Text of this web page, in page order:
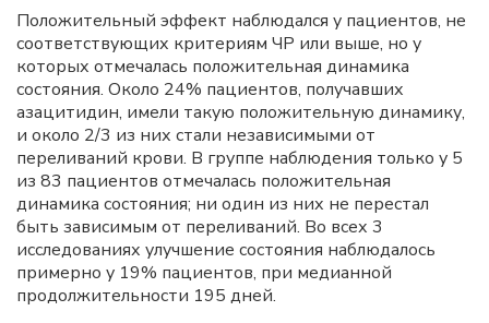
Положительный эффект наблюдался у пациентов, не
соответствующих критериям ЧР или выше, но у
которых отмечалась положительная динамика
состояния. Около 24% пациентов, получавших
азацитидин, имели такую положительную динамику,
и около 2/3 из них стали независимыми от
переливаний крови. В группе наблюдения только у 5
из 83 пациентов отмечалась положительная
динамика состояния; ни один из них не перестал
быть зависимым от переливаний. Во всех 3
исследованиях улучшение состояния наблюдалось
примерно у 19% пациентов, при медианной
продолжительности 195 дней.